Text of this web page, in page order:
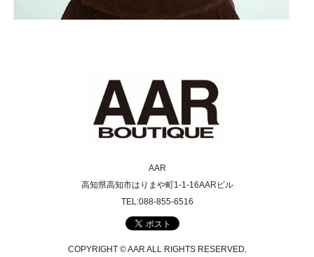
AAR
高知県高知市はりまや町1-1-16AARビル
TEL:088-855-6516
COPYRIGHT © AAR ALL RIGHTS RESERVED.